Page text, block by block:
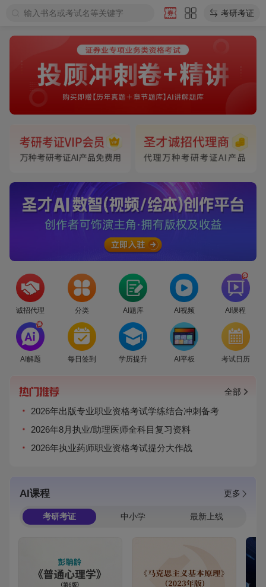
输入书名或考试名等关键字 考研考证
诚招代理 分类 AI题库 AI视频
爆
AI课程
爆
AI解题 每日签到 学历提升 AI平板 考试日历
全部
2026年出版专业职业资格考试学练结合冲刺备考
2026年8月执业/助理医师全科目复习资料
2026年执业药师职业资格考试提分大作战
AI课程 更多
考研考证 中小学 最新上线